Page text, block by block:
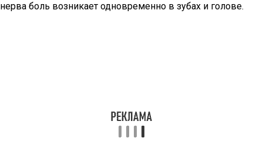
нерва боль возникает одновременно в зубах и голове.